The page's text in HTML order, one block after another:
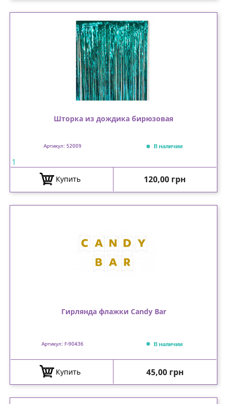
Шторка из дождика бирюзовая
Артикул: 52009 В наличии
1
Купить Цена
120,00 грн
Гирлянда флажки Candy Bar
Артикул: F-90436 В наличии
Купить Цена
45,00 грн